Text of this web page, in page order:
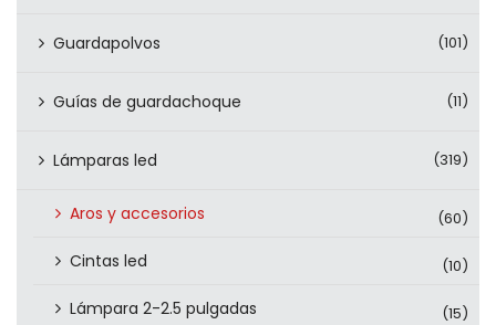
Guardapolvos (101)
Guías de guardachoque (11)
Lámparas led (319)
Aros y accesorios (60)
Cintas led (10)
Lámpara 2-2.5 pulgadas (15)